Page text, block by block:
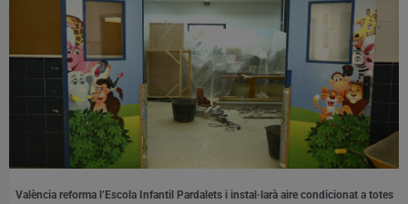
València reforma l’Escola Infantil Pardalets i instal·larà aire condicionat a totes